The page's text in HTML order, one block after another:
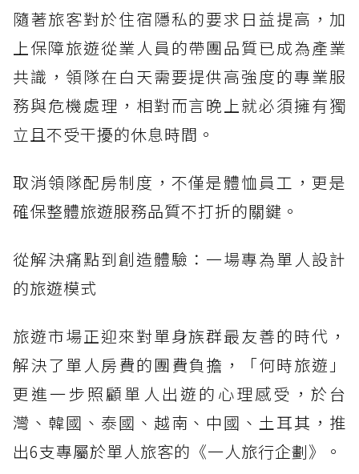
隨著旅客對於住宿隱私的要求日益提高，加
上保障旅遊從業人員的帶團品質已成為產業
共識，領隊在白天需要提供高強度的專業服
務與危機處理，相對而言晚上就必須擁有獨
立且不受干擾的休息時間。
取消領隊配房制度，不僅是體恤員工，更是
確保整體旅遊服務品質不打折的關鍵。
從解決痛點到創造體驗：一場專為單人設計
的旅遊模式
旅遊市場正迎來對單身族群最友善的時代，
解決了單人房費的團費負擔，「何時旅遊」
更進一步照顧單人出遊的心理感受，於台
灣、韓國、泰國、越南、中國、土耳其，推
出6支專屬於單人旅客的《一人旅行企劃》。